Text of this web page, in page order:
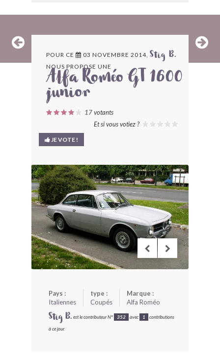
ARCHIVES
LES CONTRIBUTEURS
MODÈLES ET MARQUES
COMMENT FONCTIONNE BLV ?
POUR CE 03 NOVEMBRE 2014, Stig B.
NOUS PROPOSE UNE
Alfa Roméo GT 1600
junior
17votants
Et si vous votiez ?
JE VOTE !
Pays :
Italiennes
type :
Coupés
Marque :
Alfa Roméo
Stig B. est le contributeur N° 352 avec 1 contributions
à ce jour.